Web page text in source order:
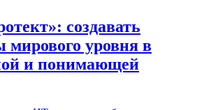
создавать
мирового уровня в
и понимающей